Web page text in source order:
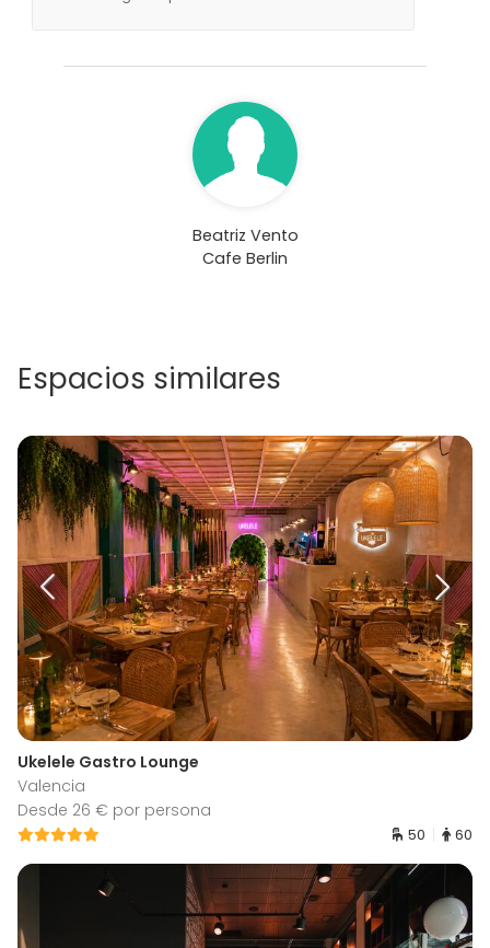
Beatriz Vento
Cafe Berlin
Espacios similares
Ukelele Gastro Lounge
Valencia
Desde 26 € por persona
50 60